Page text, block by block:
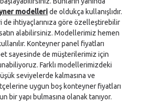
modelleride oldukça kullanışlıdır.
de ihtiyaçlarınıza göre özelleştirebilir
alabilirsiniz. Modellerimiz hemen
Konteyner panel fiyatları
sayesinde de müşterilerimiz için
Farklı modellerimizdeki
seviyelerde kalmasına ve
uygun boş konteyner fiyatları
bir yapı bulmasına olanak tanıyor.